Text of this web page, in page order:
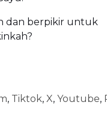
dan berpikir untuk
, Tiktok, X, Youtube,